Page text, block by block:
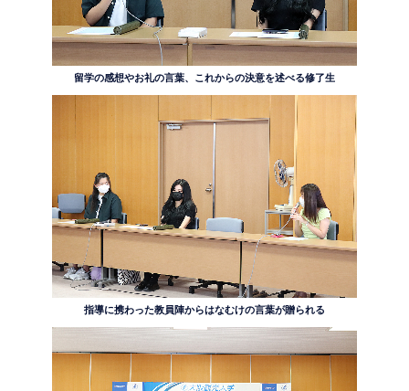
留学の感想やお礼の言葉、これからの決意を述べる修了生
指導に携わった教員陣からはなむけの言葉が贈られる